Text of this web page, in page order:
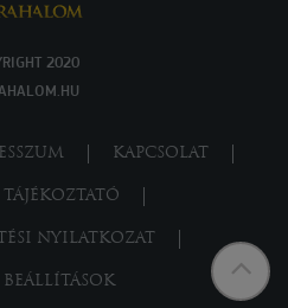
2020
KAPCSOLAT
NYILATKOZAT